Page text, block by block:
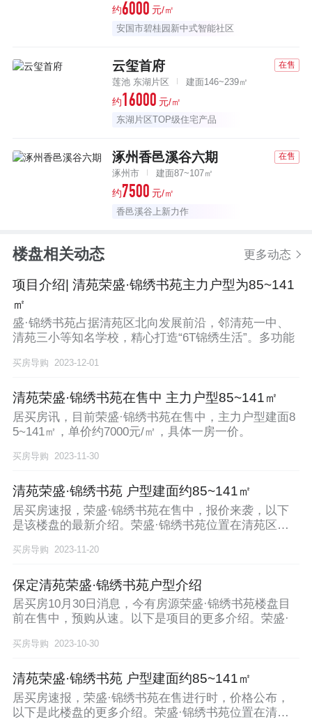
约6000 元/㎡
安国市碧桂园新中式智能社区
云玺首府 在售
莲池 东湖片区 建面146~239㎡
约16000 元/㎡
东湖片区TOP级住宅产品
涿州香邑溪谷六期 在售
涿州市 建面87~107㎡
约7500 元/㎡
香邑溪谷上新力作
楼盘相关动态 更多动态
项目介绍| 清苑荣盛·锦绣书苑主力户型为85~141
㎡
盛·锦绣书苑占据清苑区北向发展前沿，邻清苑一中、
清苑三小等知名学校，精心打造“6T锦绣生活”。多功能
买房导购 2023-12-01
清苑荣盛·锦绣书苑在售中 主力户型85~141㎡
居买房讯，目前荣盛·锦绣书苑在售中，主力户型建面8
5~141㎡，单价约7000元/㎡，具体一房一价。
买房导购 2023-11-30
清苑荣盛·锦绣书苑 户型建面约85~141㎡
居买房速报，荣盛·锦绣书苑在售中，报价来袭，以下
是该楼盘的最新介绍。荣盛·锦绣书苑位置在清苑区发
买房导购 2023-11-20
保定清苑荣盛·锦绣书苑户型介绍
居买房10月30日消息，今有房源荣盛·锦绣书苑楼盘目
前在售中，预购从速。以下是项目的更多介绍。荣盛·
买房导购 2023-10-30
清苑荣盛·锦绣书苑 户型建面约85~141㎡
居买房速报，荣盛·锦绣书苑在售进行时，价格公布，
以下是此楼盘的更多介绍。荣盛·锦绣书苑位置在清苑